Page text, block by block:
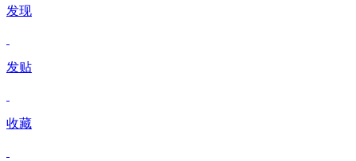
发现
发贴
收藏